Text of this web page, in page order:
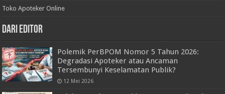
Toko Apoteker Online
Dari Editor
Polemik PerBPOM Nomor 5 Tahun 2026:
Degradasi Apoteker atau Ancaman
Tersembunyi Keselamatan Publik?
12 Mei 2026